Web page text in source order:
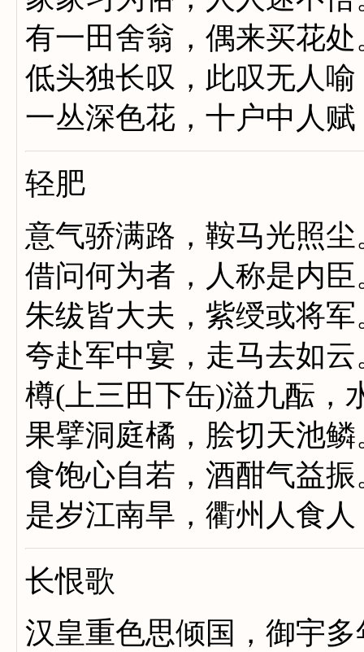
有一田舍翁，偶来买花处
低头独长叹，此叹无人喻
一丛深色花，十户中人赋
轻肥
意气骄满路，鞍马光照尘
借问何为者，人称是内臣
朱绂皆大夫，紫绶或将军
夸赴军中宴，走马去如云
樽(上三田下缶)溢九酝，
果擘洞庭橘，脍切天池鳞
食饱心自若，酒酣气益振
是岁江南旱，衢州人食人
长恨歌
汉皇重色思倾国，御宇